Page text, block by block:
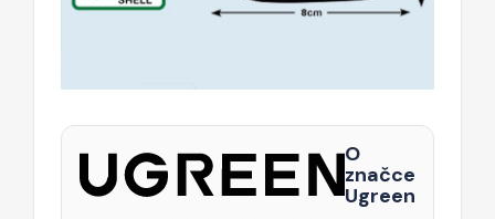
O
značce
Ugreen